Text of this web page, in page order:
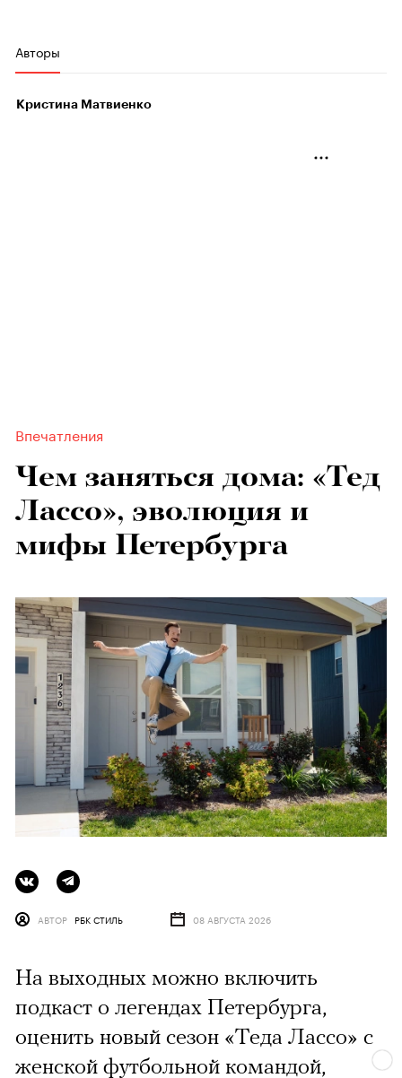
Авторы
Кристина Матвиенко
Впечатления
Чем заняться дома: «Тед
Лассо», эволюция и
мифы Петербурга
АВТОР РБК СТИЛЬ 08 АВГУСТА 2026
На выходных можно включить
подкаст о легендах Петербурга,
оценить новый сезон «Теда Лассо» с
женской футбольной командой,